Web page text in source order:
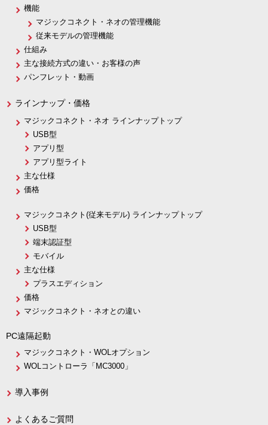
機能
マジックコネクト・ネオの管理機能
従来モデルの管理機能
仕組み
主な接続方式の違い・お客様の声
パンフレット・動画
ラインナップ・価格
マジックコネクト・ネオ ラインナップトップ
USB型
アプリ型
アプリ型ライト
主な仕様
価格
マジックコネクト(従来モデル) ラインナップトップ
USB型
端末認証型
モバイル
主な仕様
プラスエディション
価格
マジックコネクト・ネオとの違い
PC遠隔起動
マジックコネクト・WOLオプション
WOLコントローラ「MC3000」
導入事例
よくあるご質問